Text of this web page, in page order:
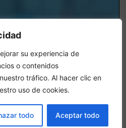
su experiencia de
o contenidos
tráfico. Al hacer clic en
uso de cookies.
todo Aceptar todo
tripla
alloggiano nella stessa stanza
PRENOTA